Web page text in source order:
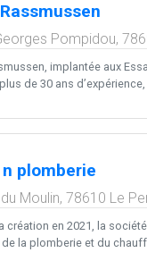
Pompidou,
implantée aux
de 30 ans
plomberie
Moulin, 78610 Le
création en 2021, la
la plomberie et du